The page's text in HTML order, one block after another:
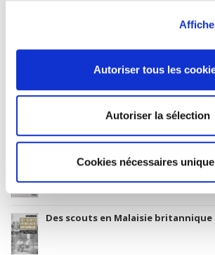
Autoriser tous les
Autoriser la sélection
Cookies nécessaires
Toilettes publiques
La désobéissance civile
Des scouts en Malaisie britannique